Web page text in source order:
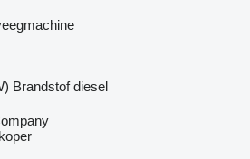
Brandstof diesel